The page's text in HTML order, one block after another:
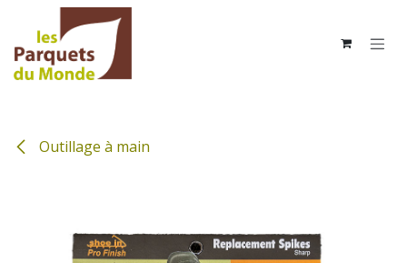
Se rendre au contenu
Outillage à main